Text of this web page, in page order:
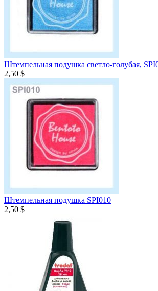
Штемпельная подушка светло-голубая,
2,50 $
Штемпельная подушка SPI010
2,50 $